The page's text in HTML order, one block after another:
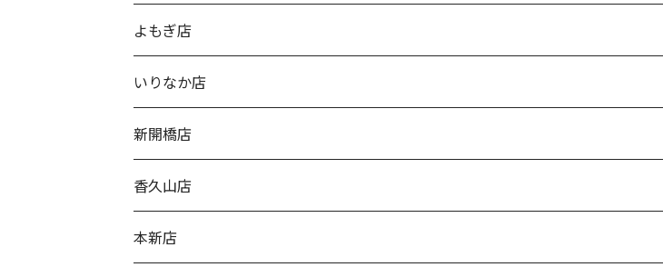
よもぎ店
いりなか店
新開橋店
香久山店
本新店